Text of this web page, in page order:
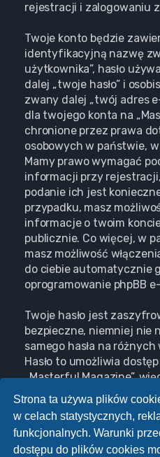
Strona ta używa plików
w celach statystycznych,
funkcjonalnych. Warunki
dostępu do plików cookies
rejestracji i zalogowaniu
Twoje konto będzie
identyfikacyjną nazwę
użytkownika”, hasło
dalej „twoje hasło” i
zwany dalej „twój adres
dla twojego konta na
chronione przez prawa
osobowych w państwie,
Mamy prawo wymagać
informacji przy
podanie ich jest
przypadku, masz
informacje o twoim
publicznie. Co więcej, w
masz możliwość
do ciebie automatycznie
oprogramowanie phpBB
Twoje hasło jest
bezpieczne, niemniej nie
samego hasła na
Hasło to umożliwia
„Masterful Magazine”,
wypadku nie podawaj
użyj funkcji „Nie
cię o podanie nazwy
podaniu tych danych
hasło i przesłane na